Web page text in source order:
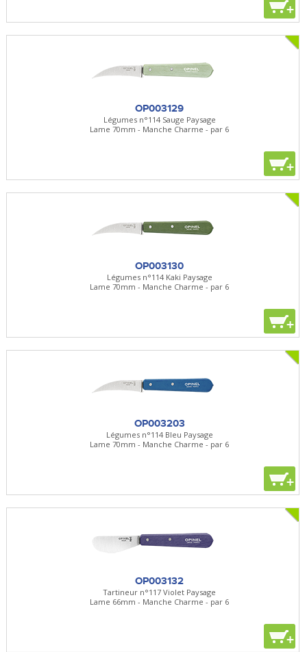
+
OP003129
Légumes n°114 Sauge Paysage
Lame 70mm - Manche Charme - par 6
+
OP003130
Légumes n°114 Kaki Paysage
Lame 70mm - Manche Charme - par 6
+
OP003203
Légumes n°114 Bleu Paysage
Lame 70mm - Manche Charme - par 6
+
OP003132
Tartineur n°117 Violet Paysage
Lame 66mm - Manche Charme - par 6
+